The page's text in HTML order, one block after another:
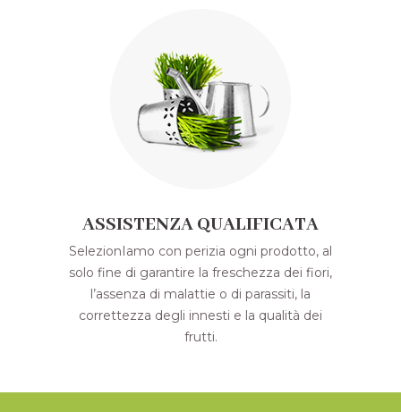
ASSISTENZA QUALIFICATA
SelezionIamo con perizia ogni prodotto, al
solo fine di garantire la freschezza dei fiori,
l’assenza di malattie o di parassiti, la
correttezza degli innesti e la qualità dei
frutti.